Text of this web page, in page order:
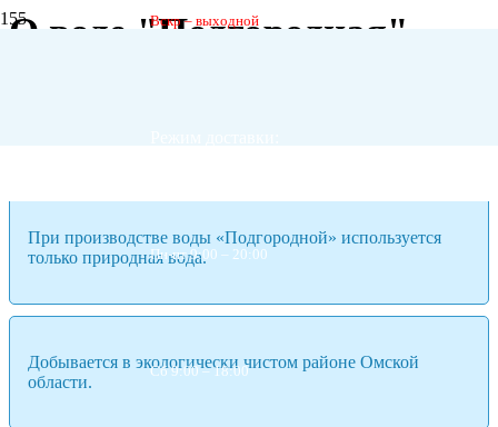
Вскр – выходной
Пн-пт 9:00 – 20:00
Сб 9:00 – 18:00
О воде "Подгородная"
При производстве воды «Подгородной» используется
только природная вода.
Добывается в экологически чистом районе Омской
области.